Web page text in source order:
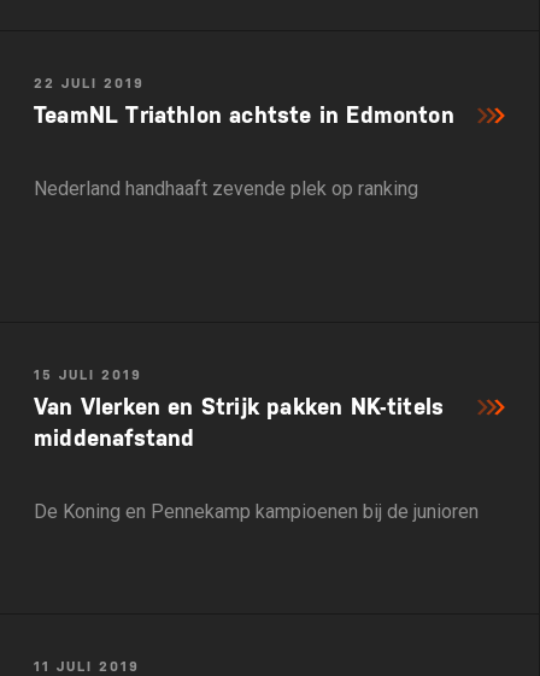
22 JULI 2019
TeamNL Triathlon achtste in Edmonton
Nederland handhaaft zevende plek op ranking
15 JULI 2019
Van Vlerken en Strijk pakken NK-titels
middenafstand
De Koning en Pennekamp kampioenen bij de junioren
11 JULI 2019